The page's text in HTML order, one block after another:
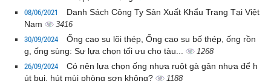
08/06/2021
Danh Sách Công Ty Sản Xuất Khẩu Trang Tại Việt
Nam
3416
30/09/2024
Ống cao su lõi thép, Ống cao su bố thép, ống rồn
g, ống sùng: Sự lựa chọn tối ưu cho tàu...
1268
26/09/2024
Có nên lựa chọn ống nhựa ruột gà gân nhựa để h
út bụi, hút mùi phòng sơn không?
1188